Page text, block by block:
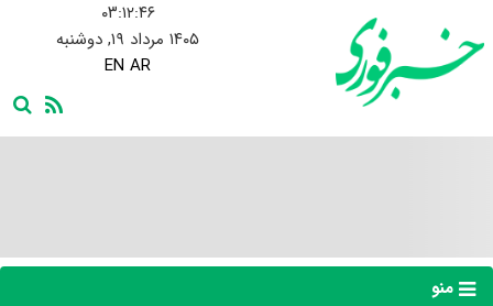
۰۳:۱۲:۴۷
۱۴۰۵ مرداد ۱۹, دوشنبه
EN AR
منو